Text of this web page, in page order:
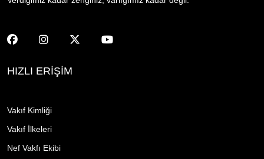
HIZLI ERİŞİM
Vakıf Kimliği
Vakıf İlkeleri
Nef Vakfı Ekibi